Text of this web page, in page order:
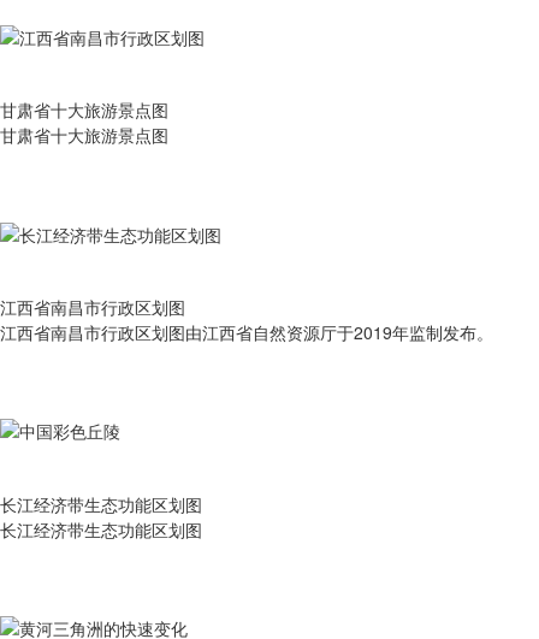
甘肃省十大旅游景点图
甘肃省十大旅游景点图
江西省南昌市行政区划图
江西省南昌市行政区划图由江西省自然资源厅于2019年监制发布。
长江经济带生态功能区划图
长江经济带生态功能区划图